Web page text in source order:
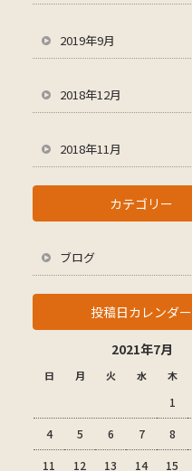
2019年9月
2018年12月
2018年11月
カテゴリー
ブログ
投稿日カレンダー
2021年7月
日 月 火 水 木
1
4 5 6 7 8
11 12 13 14 15